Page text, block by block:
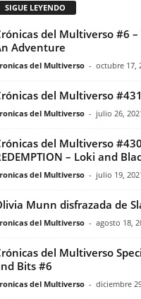
SIGUE LEYENDO
del Multiverso #6 –
Adventure
del Multiverso - octubre 17,
del Multiverso
del Multiverso - julio 26,
del Multiverso
– Loki and
del Multiverso - julio 19,
Munn disfrazada de
del Multiverso - agosto 18,
del Multiverso
Bits #6
del Multiverso - diciembre